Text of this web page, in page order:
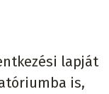
lapját
is,